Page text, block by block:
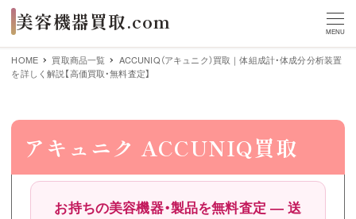
MENU
HOME 買取商品一覧
ACCUNIQ（アキュニク）買取｜体組成計・体成分分析装置
を詳しく解説【高価買取・無料査定】
アキュニク ACCUNIQ買取
お持ちの美容機器・製品を無料査定 ― 送